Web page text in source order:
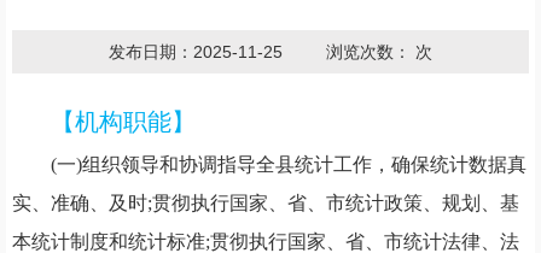
发布日期：2025-11-25 浏览次数： 次
【机构职能】
(一)组织领导和协调指导全县统计工作，确保统计数据真
实、准确、及时;贯彻执行国家、省、市统计政策、规划、基
本统计制度和统计标准;贯彻执行国家、省、市统计法律、法